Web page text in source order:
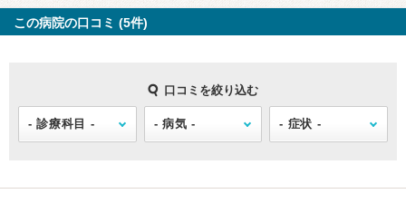
この病院の口コミ (5件)
口コミを絞り込む